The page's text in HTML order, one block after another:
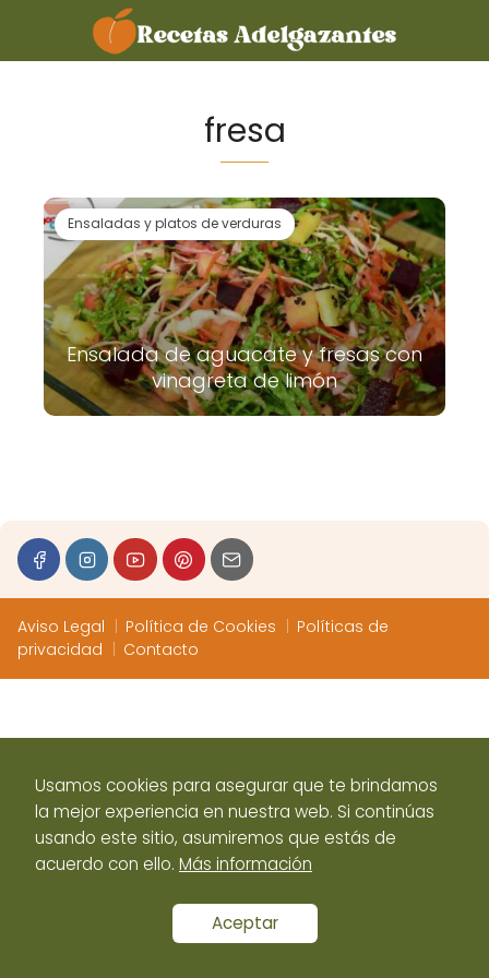
fresa
Ensaladas y platos de verduras
Ensalada de aguacate y fresas con
vinagreta de limón
Aviso Legal Política de Cookies
Políticas de
privacidad
Contacto
Usamos cookies para asegurar que te brindamos
la mejor experiencia en nuestra web. Si continúas
usando este sitio, asumiremos que estás de
acuerdo con ello. Más información
Aceptar